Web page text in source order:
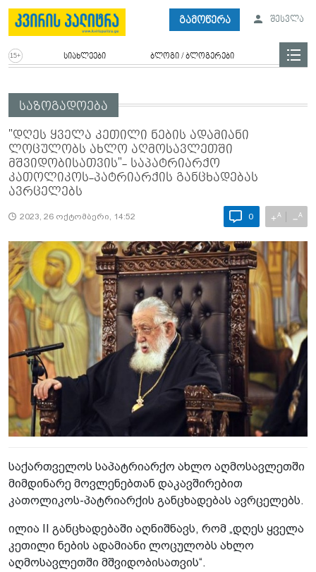
გამოწერა შესვლა
სიახლეები ბლოგი / ბლოგერები
საზოგადოება
"დღეს ყველა კეთილი ნების ადამიანი
ლოცულობს ახლო აღმოსავლეთში
მშვიდობისათვის"- საპატრიარქო
კათოლიკოს-პატრიარქის განცხადებას
ავრცელებს
2023, 26 ოქტომბერი, 14:52 0 +A −A
საქართველოს საპატრიარქო ახლო აღმოსავლეთში
მიმდინარე მოვლენებთან დაკავშირებით
კათოლიკოს-პატრიარქის განცხადებას ავრცელებს.
ილია II განცხადებაში აღნიშნავს, რომ „დღეს ყველა
კეთილი ნების ადამიანი ლოცულობს ახლო
აღმოსავლეთში მშვიდობისათვის“.